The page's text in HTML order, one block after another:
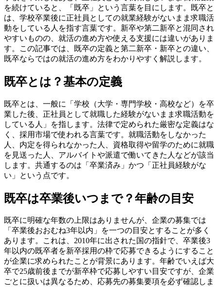
を続けていると、「既卒」という言葉を目にします。既卒と
は、学校卒業後に正社員としての就業経験がないまま求職活
動をしている人を指す言葉です。新卒や第二新卒と混同され
やすいものの、就活の進め方や使える支援には違いがありま
す。この記事では、既卒の定義と第二新卒・新卒との違い、
既卒ならではの就活の進め方をわかりやすく解説します。
既卒とは？基本の定義
既卒とは、一般に「学校（大学・専門学校・高校など）を卒
業した後、正社員として就職した経験がないまま求職活動を
している人」を指します。法律で定められた厳密な定義はな
く、採用市場で使われる言葉です。就職活動をしなかった
人、内定を得られなかった人、資格取得や留学のために就職
を見送った人、アルバイトや派遣で働いてきた人などが該当
します。共通するのは「卒業済み」かつ「正社員経験がな
い」という点です。
既卒は卒業後いつまで？年齢の目安
既卒に明確な年数の上限はありませんが、企業の募集では
「卒業後おおむね3年以内」を一つの目安とすることが多く
あります。これは、2010年に出された国の指針で、卒業後3
年以内の既卒者を新卒採用の枠で応募できるようにすること
が企業に求められたことが背景にあります。年齢でいえば大
卒で25歳前後までが新卒枠で応募しやすい目安ですが、企業
ごとに扱いは異なるため、応募先の募集要項を必ず確認しま